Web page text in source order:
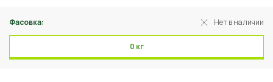
Фасовка: Нет в наличии
0 кг